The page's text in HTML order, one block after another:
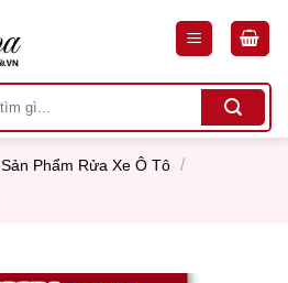
Sản Phẩm Rửa Xe Ô Tô /